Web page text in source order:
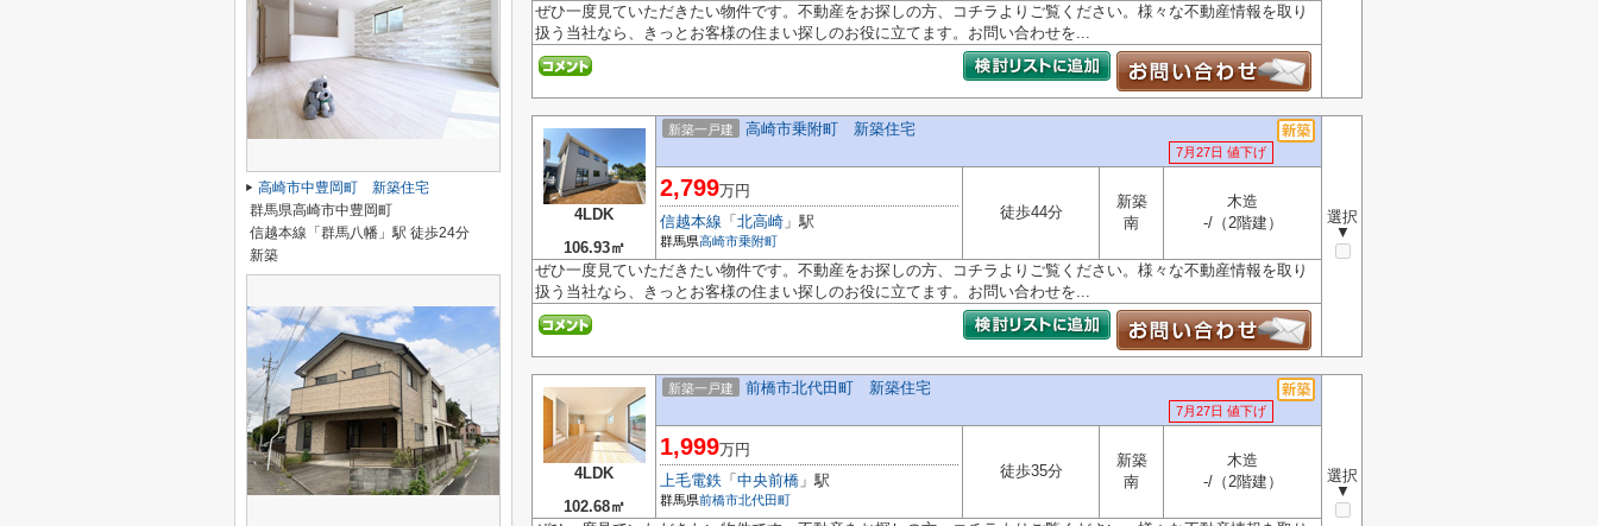
ぜひ一度見ていただきたい物件です。不動産をお探しの方、コチラよりご覧ください。様々な不動産情報を取り
扱う当社なら、きっとお客様の住まい探しのお役に立てます。お問い合わせを...
4LDK
106.93㎡
新築一戸建 高崎市乗附町 新築住宅
7月27日 値下げ
選択
▼
2,799万円
信越本線 「 北高崎 」駅
群馬県高崎市乗附町
徒歩44分
新築
南
木造
-/（2階建）
ぜひ一度見ていただきたい物件です。不動産をお探しの方、コチラよりご覧ください。様々な不動産情報を取り
扱う当社なら、きっとお客様の住まい探しのお役に立てます。お問い合わせを...
4LDK
102.68㎡
新築一戸建 前橋市北代田町 新築住宅
7月27日 値下げ
選択
▼
1,999万円
上毛電鉄 「 中央前橋 」駅
群馬県前橋市北代田町
徒歩35分
新築
南
木造
-/（2階建）
高崎市中豊岡町 新築住宅
群馬県高崎市中豊岡町
信越本線「群馬八幡」駅 徒歩24分
新築